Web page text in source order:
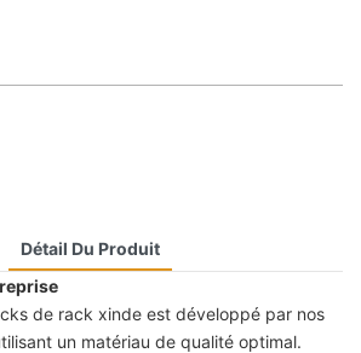
Détail Du Produit
de rack xinde est développé par nos
un matériau de qualité optimal.